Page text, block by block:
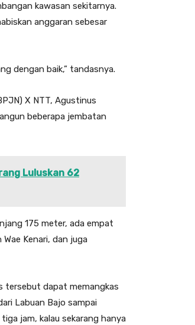
kawasan sekitarnya.
anggaran sebesar
dengan baik,” tandasnya.
X NTT, Agustinus
beberapa jembatan
Luluskan 62
175 meter, ada empat
Kenari, dan juga
tersebut dapat memangkas
Labuan Bajo sampai
jam, kalau sekarang hanya